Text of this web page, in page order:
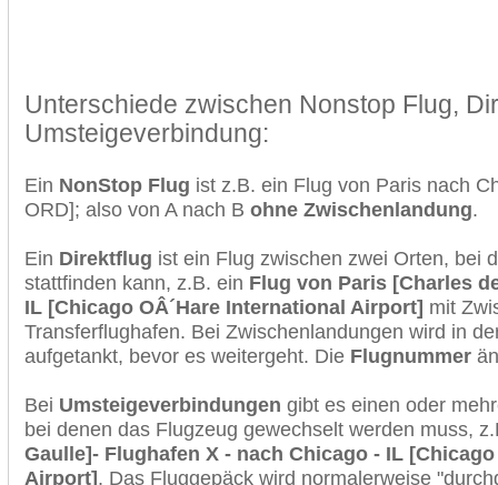
Unterschiede zwischen Nonstop Flug,
Umsteigeverbindung:
Ein NonStop Flug ist z.B. ein Flug von Paris nach
ORD]; also von A nach B ohne Zwischenlandung.
Ein Direktflug ist ein Flug zwischen zwei Orten, bei
stattfinden kann, z.B. ein Flug von Paris [Charles
IL [Chicago OÂ´Hare International Airport] mit
Transferflughafen. Bei Zwischenlandungen wird in
aufgetankt, bevor es weitergeht. Die Flugnummer
Bei Umsteigeverbindungen gibt es einen oder
bei denen das Flugzeug gewechselt werden muss,
Gaulle]- Flughafen X - nach Chicago - IL
Airport]. Das Fluggepäck wird normalerweise